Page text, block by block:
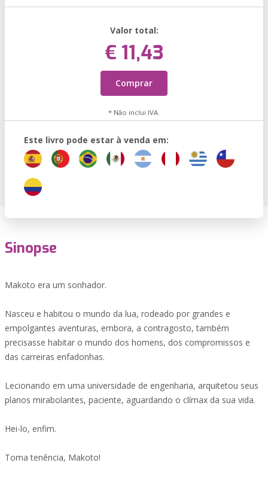
Valor total:
€ 11,43
Comprar
* Não inclui IVA.
Este livro pode estar à venda em:
Sinopse
Makoto era um sonhador.
Nasceu e habitou o mundo da lua, rodeado por grandes e
empolgantes aventuras, embora, a contragosto, também
precisasse habitar o mundo dos homens, dos compromissos e
das carreiras enfadonhas.
Lecionando em uma universidade de engenharia, arquitetou seus
planos mirabolantes, paciente, aguardando o clímax da sua vida.
Hei-lo, enfim.
Toma tenência, Makoto!